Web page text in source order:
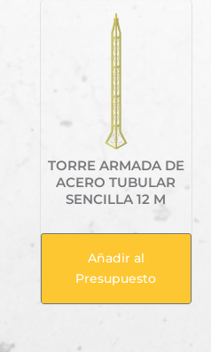
TORRE ARMADA DE
ACERO TUBULAR
SENCILLA 12 M
Añadir al
Presupuesto